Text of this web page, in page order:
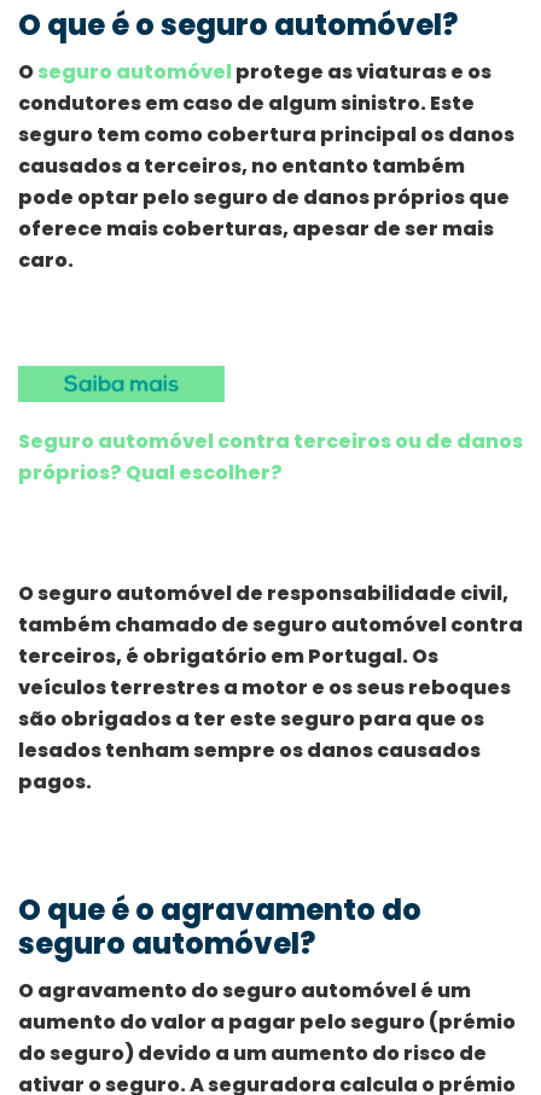
O que é o seguro automóvel?
Oseguro automóvelprotege as viaturas e os
condutores em caso de algum sinistro. Este
seguro tem como cobertura principal os danos
causados a terceiros, no entanto também
pode optar pelo seguro de danos próprios que
oferece mais coberturas, apesar de ser mais
caro.
Seguro automóvel contra terceiros ou de danos
próprios? Qual escolher?
O seguro automóvel de responsabilidade civil,
também chamado de seguro automóvel contra
terceiros, é obrigatório em Portugal. Os
veículos terrestres a motor e os seus reboques
são obrigados a ter este seguro para que os
lesados tenham sempre os danos causados
pagos.
O que é o agravamento do
seguro automóvel?
O agravamento do seguro automóvel é um
aumento do valor a pagar pelo seguro (prémio
do seguro) devido a um aumento do risco de
ativar o seguro. A seguradora calcula o prémio